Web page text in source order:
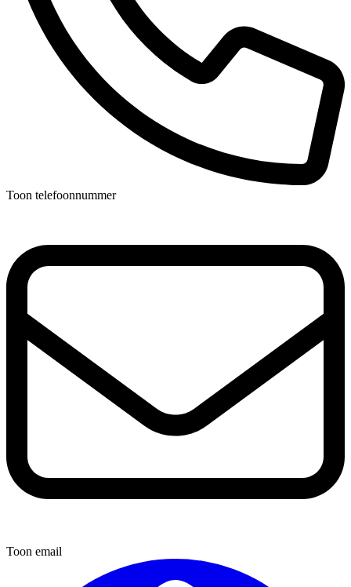
Toon telefoonnummer
Toon email